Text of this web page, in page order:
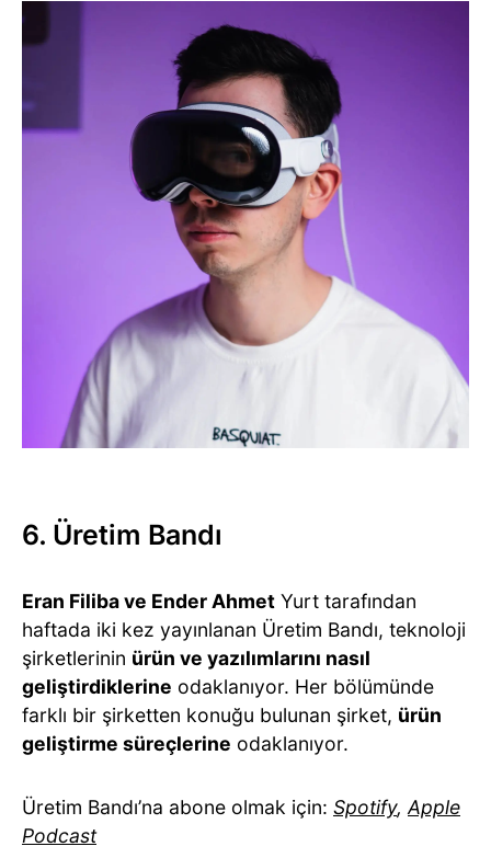
6. Üretim Bandı
Eran Filiba ve Ender Ahmet Yurt tarafından
haftada iki kez yayınlanan Üretim Bandı, teknoloji
şirketlerinin ürün ve yazılımlarını nasıl
geliştirdiklerine odaklanıyor. Her bölümünde
farklı bir şirketten konuğu bulunan şirket, ürün
geliştirme süreçlerine odaklanıyor.
Üretim Bandı’na abone olmak için: Spotify, Apple
Podcast